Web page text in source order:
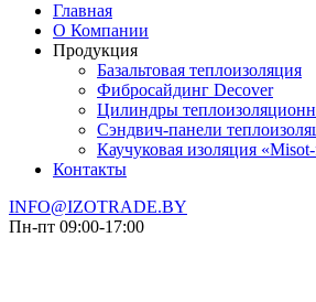
Главная
О Компании
Продукция
Базальтовая теплоизоляция
Фибросайдинг Decover
Цилиндры
Cэндвич-панели
Каучуковая изоляция
Контакты
INFO@IZOTRADE.BY
Пн-пт 09:00-17:00